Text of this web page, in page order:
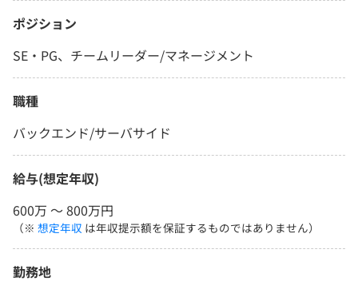
ポジション
SE・PG、チームリーダー/マネージメント
職種
バックエンド/サーバサイド
給与(想定年収)
600万 〜 800万円
（※ 想定年収 は年収提示額を保証するものではありません）
勤務地